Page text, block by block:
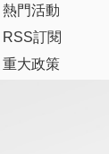
熱門活動
RSS訂閱
重大政策